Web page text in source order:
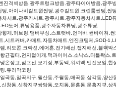
진격벽방음,광주트렁크방음,광주타이어방음,광주
,아이나비칼트윈썬팅,광주칼트윈,크린룸썬팅,썬
시트,광주카시트,광주시트,광주자동차시트
도어,튜닝용품,광주자동차튜닝,광주튜닝,
제,허브링,맴버부싱,스트럿바,언더바,썬바이져,
,시트커버,카매트,자동차매트,엔진코팅제,SOD-
,리모콘,크락션,에어혼,전기배선,접지배선,블랙
균필터,먼지털이개,맥과이어스,소낙스,터틀왁스,
온장고,점프선,모기장,부동액,워셔액,엔진오일,
,유리막코팅
곡동,일곡지구,월산동,주월동,매곡동,삼각동,양
창동,신창지구쌍암동,오치동,문흥동,문흥지구,